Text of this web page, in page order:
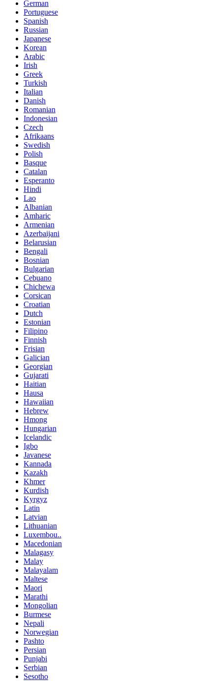
German
Portuguese
Spanish
Russian
Japanese
Korean
Arabic
Irish
Greek
Turkish
Italian
Danish
Romanian
Indonesian
Czech
Afrikaans
Swedish
Polish
Basque
Catalan
Esperanto
Hindi
Lao
Albanian
Amharic
Armenian
Azerbaijani
Belarusian
Bengali
Bosnian
Bulgarian
Cebuano
Chichewa
Corsican
Croatian
Dutch
Estonian
Filipino
Finnish
Frisian
Galician
Georgian
Gujarati
Haitian
Hausa
Hawaiian
Hebrew
Hmong
Hungarian
Icelandic
Igbo
Javanese
Kannada
Kazakh
Khmer
Kurdish
Kyrgyz
Latin
Latvian
Lithuanian
Luxembou..
Macedonian
Malagasy
Malay
Malayalam
Maltese
Maori
Marathi
Mongolian
Burmese
Nepali
Norwegian
Pashto
Persian
Punjabi
Serbian
Sesotho